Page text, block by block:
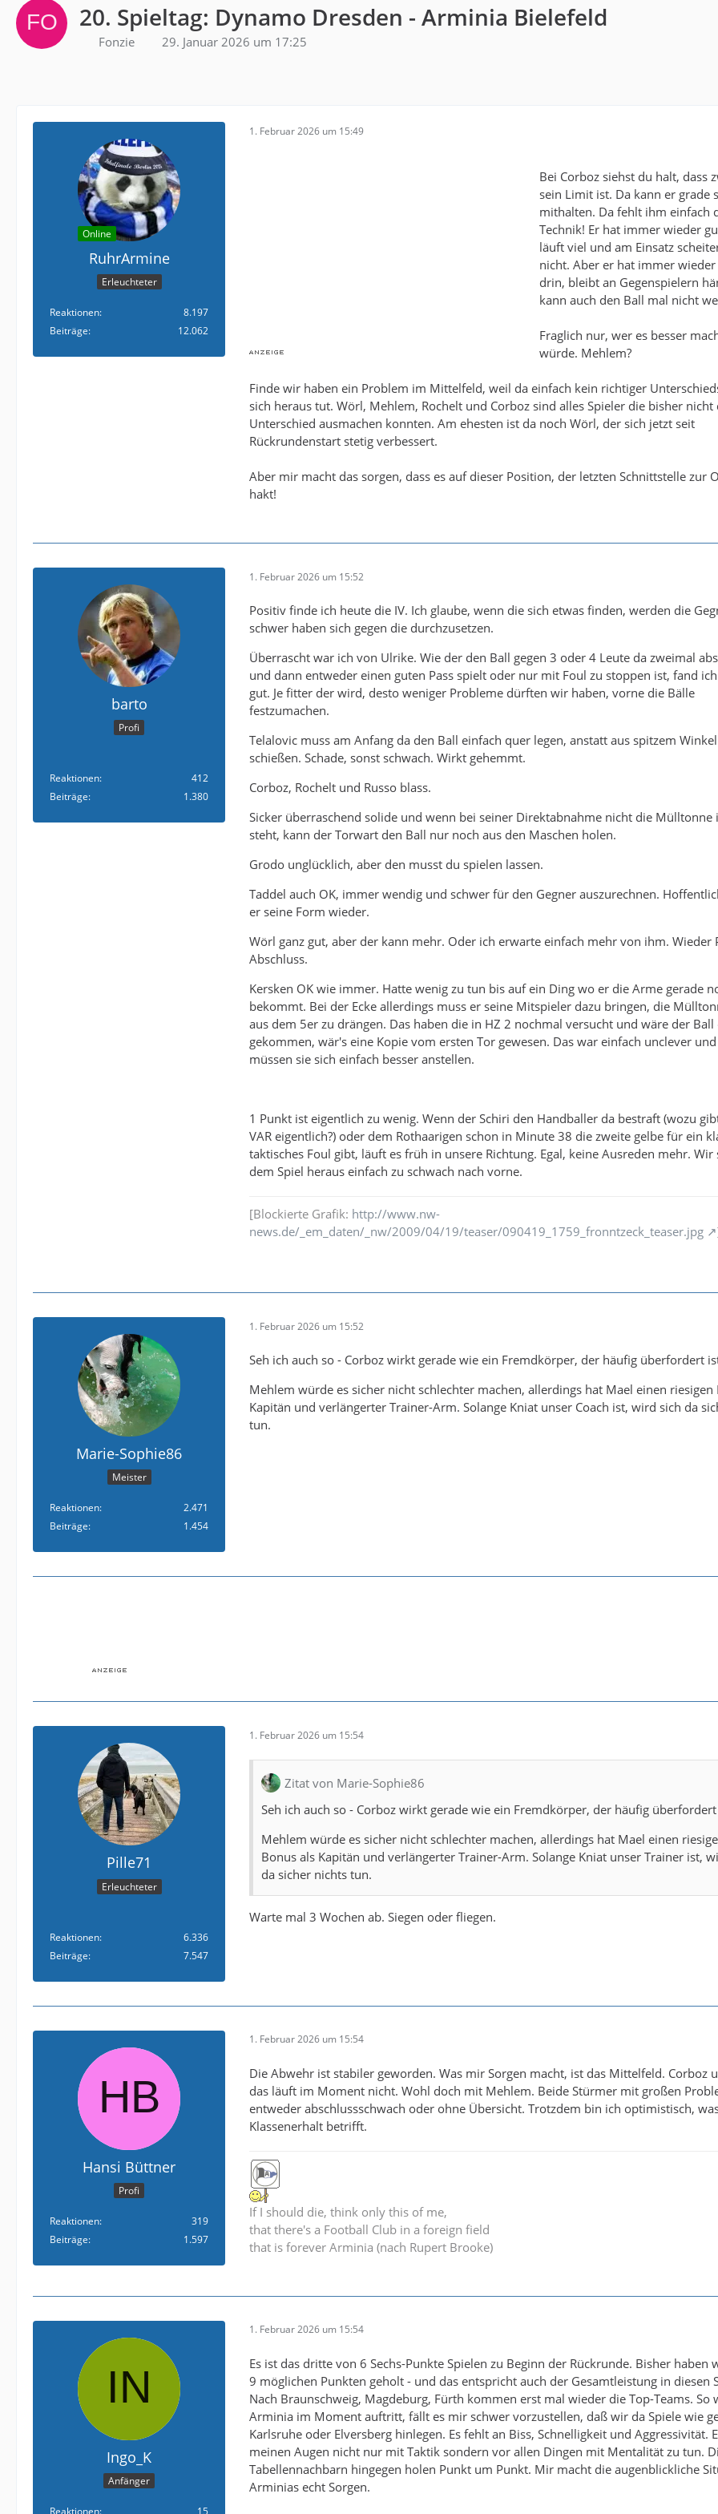
20. Spieltag: Dynamo Dresden - Arminia Bielefeld
Fonzie 29. Januar 2026 um 17:25
Online
RuhrArmine
Erleuchteter
Reaktionen
8.197
Beiträge
12.062
1. Februar 2026 um 15:49
Bei Corboz siehst du halt, dass
sein Limit ist. Da kann er grade
mithalten. Da fehlt ihm einfach
Technik! Er hat immer wieder
läuft viel und am Einsatz
nicht. Aber er hat immer wieder
drin, bleibt an Gegenspielern
kann auch den Ball mal nicht
Fraglich nur, wer es besser
würde. Mehlem?
Finde wir haben ein Problem im Mittelfeld, weil da einfach kein richtiger
sich heraus tut. Wörl, Mehlem, Rochelt und Corboz sind alles Spieler die bisher nicht
Unterschied ausmachen konnten. Am ehesten ist da noch Wörl, der sich jetzt seit
Rückrundenstart stetig verbessert.
Aber mir macht das sorgen, dass es auf dieser Position, der letzten Schnittstelle zur
hakt!
barto
Profi
Reaktionen
412
Beiträge
1.380
1. Februar 2026 um 15:52
Positiv finde ich heute die IV. Ich glaube, wenn die sich etwas finden, werden die
schwer haben sich gegen die durchzusetzen.
Überrascht war ich von Ulrike. Wie der den Ball gegen 3 oder 4 Leute da zweimal
und dann entweder einen guten Pass spielt oder nur mit Foul zu stoppen ist, fand
gut. Je fitter der wird, desto weniger Probleme dürften wir haben, vorne die Bälle
festzumachen.
Telalovic muss am Anfang da den Ball einfach quer legen, anstatt aus spitzem
schießen. Schade, sonst schwach. Wirkt gehemmt.
Corboz, Rochelt und Russo blass.
Sicker überraschend solide und wenn bei seiner Direktabnahme nicht die Mülltonne
steht, kann der Torwart den Ball nur noch aus den Maschen holen.
Grodo unglücklich, aber den musst du spielen lassen.
Taddel auch OK, immer wendig und schwer für den Gegner auszurechnen.
er seine Form wieder.
Wörl ganz gut, aber der kann mehr. Oder ich erwarte einfach mehr von ihm. Wieder
Abschluss.
Kersken OK wie immer. Hatte wenig zu tun bis auf ein Ding wo er die Arme gerade
bekommt. Bei der Ecke allerdings muss er seine Mitspieler dazu bringen, die
aus dem 5er zu drängen. Das haben die in HZ 2 nochmal versucht und wäre der Ball
gekommen, wär's eine Kopie vom ersten Tor gewesen. Das war einfach unclever
müssen sie sich einfach besser anstellen.
1 Punkt ist eigentlich zu wenig. Wenn der Schiri den Handballer da bestraft (wozu
VAR eigentlich?) oder dem Rothaarigen schon in Minute 38 die zweite gelbe für ein
taktisches Foul gibt, läuft es früh in unsere Richtung. Egal, keine Ausreden mehr. Wir
dem Spiel heraus einfach zu schwach nach vorne.
[Blockierte Grafik: http://www.nw-
news.de/_em_daten/_nw/2009/04/19/teaser/090419_1759_fronntzeck_teaser.jpg
Marie-Sophie86
Meister
Reaktionen
2.471
Beiträge
1.454
1. Februar 2026 um 15:52
Seh ich auch so - Corboz wirkt gerade wie ein Fremdkörper, der häufig überfordert
Mehlem würde es sicher nicht schlechter machen, allerdings hat Mael einen riesigen
Kapitän und verlängerter Trainer-Arm. Solange Kniat unser Coach ist, wird sich da
tun.
Pille71
Erleuchteter
Reaktionen
6.336
Beiträge
7.547
1. Februar 2026 um 15:54
Zitat von Marie-Sophie86
Seh ich auch so - Corboz wirkt gerade wie ein Fremdkörper, der häufig
Mehlem würde es sicher nicht schlechter machen, allerdings hat Mael einen
Bonus als Kapitän und verlängerter Trainer-Arm. Solange Kniat unser Trainer ist,
da sicher nichts tun.
Warte mal 3 Wochen ab. Siegen oder fliegen.
Hansi Büttner
Profi
Reaktionen
319
Beiträge
1.597
1. Februar 2026 um 15:54
Die Abwehr ist stabiler geworden. Was mir Sorgen macht, ist das Mittelfeld. Corboz
das läuft im Moment nicht. Wohl doch mit Mehlem. Beide Stürmer mit großen
entweder abschlussschwach oder ohne Übersicht. Trotzdem bin ich optimistisch,
Klassenerhalt betrifft.
If I should die, think only this of me,
that there's a Football Club in a foreign field
that is forever Arminia (nach Rupert Brooke)
Ingo_K
Anfänger
1. Februar 2026 um 15:54
Es ist das dritte von 6 Sechs-Punkte Spielen zu Beginn der Rückrunde. Bisher haben
9 möglichen Punkten geholt - und das entspricht auch der Gesamtleistung in diesen
Nach Braunschweig, Magdeburg, Fürth kommen erst mal wieder die Top-Teams. So
Arminia im Moment auftritt, fällt es mir schwer vorzustellen, daß wir da Spiele wie
Karlsruhe oder Elversberg hinlegen. Es fehlt an Biss, Schnelligkeit und Aggressivität.
meinen Augen nicht nur mit Taktik sondern vor allen Dingen mit Mentalität zu tun.
Tabellennachbarn hingegen holen Punkt um Punkt. Mir macht die augenblickliche
Arminias echt Sorgen.